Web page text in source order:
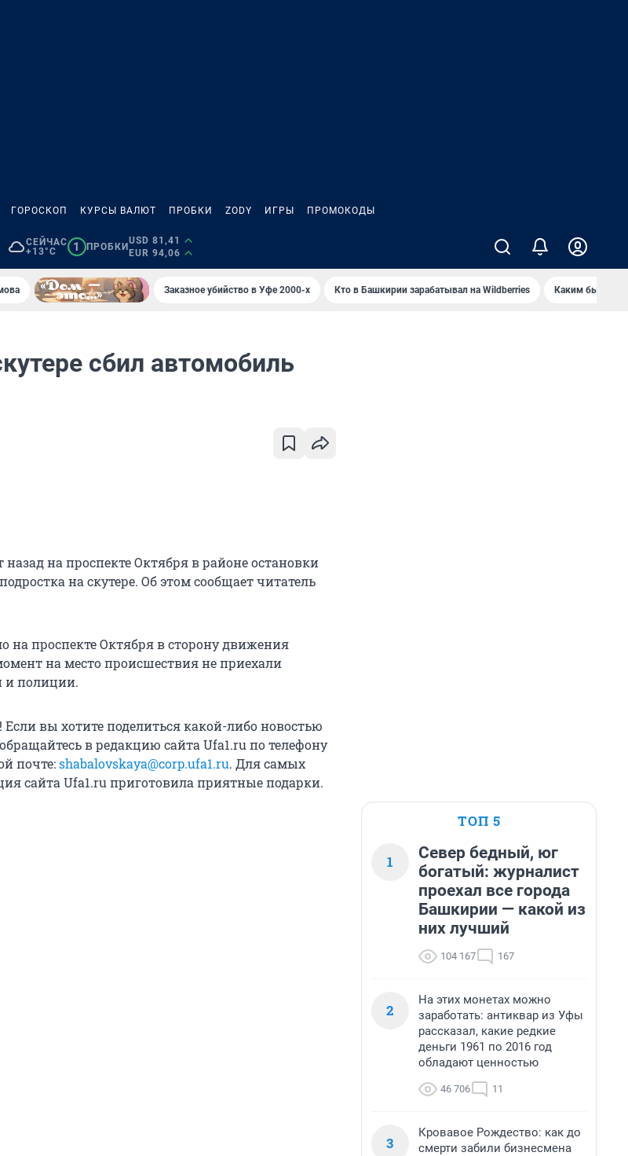
ГОРОСКОП КУРСЫ ВАЛЮТ ПРОБКИ ZODY ИГРЫ ПРОМОКОДЫ
СЕЙЧАС
+13°C
1 ПРОБКИ
USD 81,41
EUR 94,06
Заказное убийство в Уфе 2000-х Кто в Башкирии зарабатывал на Wildberries Каким было
сбил автомобиль
на проспекте Октября в районе остановки
на скутере. Об этом сообщает читатель
на проспекте Октября в сторону движения
на место происшествия не приехали
и полиции.
вы хотите поделиться какой-либо новостью
в редакцию сайта Ufa1.ru по телефону
почте:shabalovskaya@corp.ufa1.ru. Для самых
сайта Ufa1.ru приготовила приятные подарки.
ТОП 5
1
Север бедный, юг
богатый: журналист
проехал все города
Башкирии — какой из
них лучший
104 167 167
2
На этих монетах можно
заработать: антиквар из Уфы
рассказал, какие редкие
деньги 1961 по 2016 год
обладают ценностью
46 706 11
3
Кровавое Рождество: как до
смерти забили бизнесмена